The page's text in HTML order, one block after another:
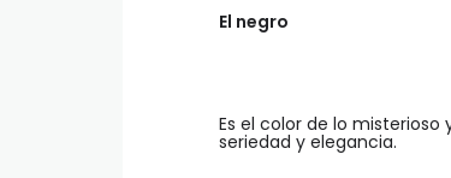
El negro
Es el color de lo
seriedad y elegancia.